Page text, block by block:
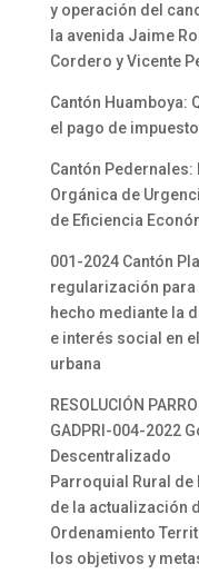
y operación del
la avenida Jaime
Cordero y Vicente
Cantón Huamboya:
el pago de
Cantón
Orgánica de
de Eficiencia
001-2024 Cantón
regularización para
hecho mediante la
e interés social en
urbana
RESOLUCIÓN
GADPRI-004-2022
Descentralizado
Parroquial Rural
de la actualización
Ordenamiento
los objetivos y